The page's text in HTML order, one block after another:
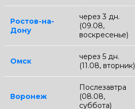
Ростов-на-
Дону
через 3 дн.
(09.08,
воскресенье)
Омск
через 5 дн.
(11.08, вторник)
Воронеж
Послезавтра
(08.08,
суббота)